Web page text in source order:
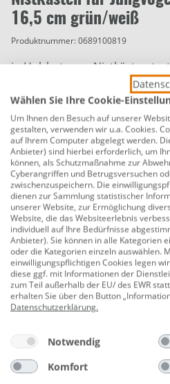
16,5 cm grün/weiß
Produktnummer:0689100819
in Holzbetonen Nistkästen
Temperaturschwankungen
herkömmlichen Modell. Das
Brutsaison sehr wichtig,
Jungvögeln bessere
atmet sodass sich weniger
auch zusätzlichen Schutz vor
Maße: 16,5 x 18,5 x 25 cm
FSC®-zertifiziert - FSC®
Isolierendes und
Einflugloch Ø 28 mm
Herstellerinformationen:
BV | Energieweg 16 | 5804
Bewertungen
Wählen Sie Ihre Cookie-
Um Ihnen den Besuch auf unserer
gestalten, verwenden wir u.a. Cookies.
auf Ihrem Computer abgelegt werden.
Anbieter) sind hierbei erforderlich, um
können, als Schutzmaßnahme zur
Cyberangriffen und Betrugsversuchen
zwischenzuspeichern. Die
dienen zur Sammlung statistischer
unserer Website, zur Ermöglichung
Website, die das Websiteerlebnis
individuell auf Ihre Bedürfnisse
Anbieter). Sie können in alle Kategorien
oder die Kategorien einzeln auswählen.
einwilligungspflichtigen Cookies legen
diese ggf. mit Informationen der
zum Teil außerhalb der EU/ des EWR
erhalten Sie über den Button
Datenschutzerklärung.
Notwendig
Komfort